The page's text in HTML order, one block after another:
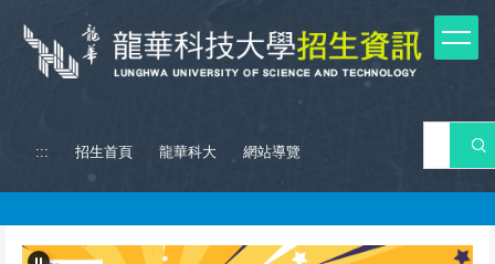
到
::: 招生首頁 龍華科大 網站導覽 搜 尋